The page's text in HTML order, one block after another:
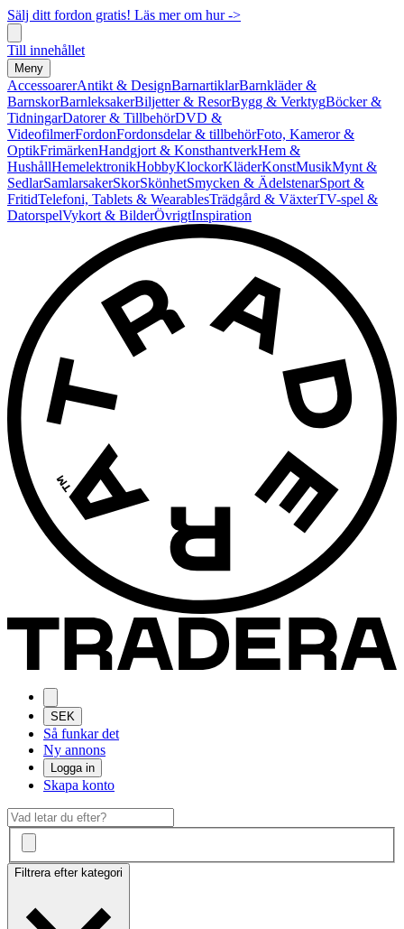
Sälj ditt fordon gratis! Läs mer om hur ->
Till innehållet
Meny
AccessoarerAntikt & DesignBarnartiklarBarnkläder &
BarnskorBarnleksakerBiljetter & ResorBygg & VerktygBöcker &
TidningarDatorer & TillbehörDVD &
VideofilmerFordonFordonsdelar & tillbehörFoto, Kameror &
OptikFrimärkenHandgjort & KonsthantverkHem &
HushållHemelektronikHobbyKlockorKläderKonstMusikMynt &
SedlarSamlarsakerSkorSkönhetSmycken & ÄdelstenarSport &
FritidTelefoni, Tablets & WearablesTrädgård & VäxterTV-spel &
DatorspelVykort & BilderÖvrigtInspiration
SEK
Så funkar det
Ny annons
Logga in
Skapa konto
Filtrera efter kategori